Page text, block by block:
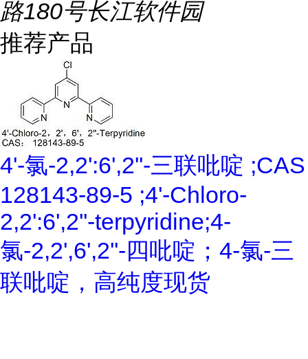
路180号长江软件园
推荐产品
4'-氯-2,2':6',2''-三联吡啶 ;CAS
128143-89-5 ;4'-Chloro-
2,2':6',2''-terpyridine;4-
氯-2,2',6',2''-四吡啶；4-氯-三
联吡啶，高纯度现货